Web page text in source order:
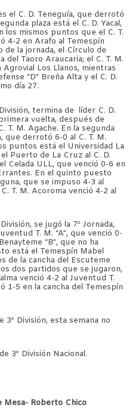
el C. D. Teneguía, que derrotó
plaza está el C. D. Yacal,
los mismos puntos que el C. T.
4-2 en Arafo al Temespín
de la jornada, el Círculo de
del Taoro Araucaria; el C. T. M.
Los Llanos, mientras
“D” Breña Alta y el C. D.
día 27.
termina de líder C. D.
vuelta, después de
T. M. Agache. En la segunda
que derrotó 6-0 al C. T. M.
puntos está el Universidad La
Puerto de La Cruz al C. D.
Celada ULL, que venció 0-6 en
En el quinto puesto
que se impuso 4-3 al
T. M. Acoroma venció 4-2 al
se jugó la 7º Jornada,
T. M. “A”, que venció 0-
“B”, que no ha
está el Temespín Mabel
de la cancha del Escuteme
dos partidos que se jugaron,
venció 4-2 al Juventud T.
1-5 en la cancha del Temespín
3º División, esta semana no
3º División Nacional.
Mesa- Roberto Chico